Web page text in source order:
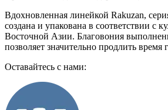
Вдохновленная линейкой Rakuzan,
создана и упакована в соответствии с
Восточной Азии. Благовония
позволяет значительно продлить время
Оставайтесь с нами: